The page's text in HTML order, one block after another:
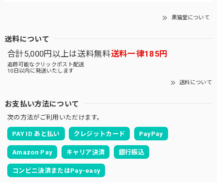
黒猫堂について
送料について
合計5,000円以上は送料無料送料一律185円
追跡可能なクリックポスト配送
10日以内に発送いたします
送料について
お支払い方法について
次の方法がご利用いただけます。
PAY ID あと払い クレジットカード PayPay
Amazon Pay キャリア決済 銀行振込
コンビニ決済またはPay-easy